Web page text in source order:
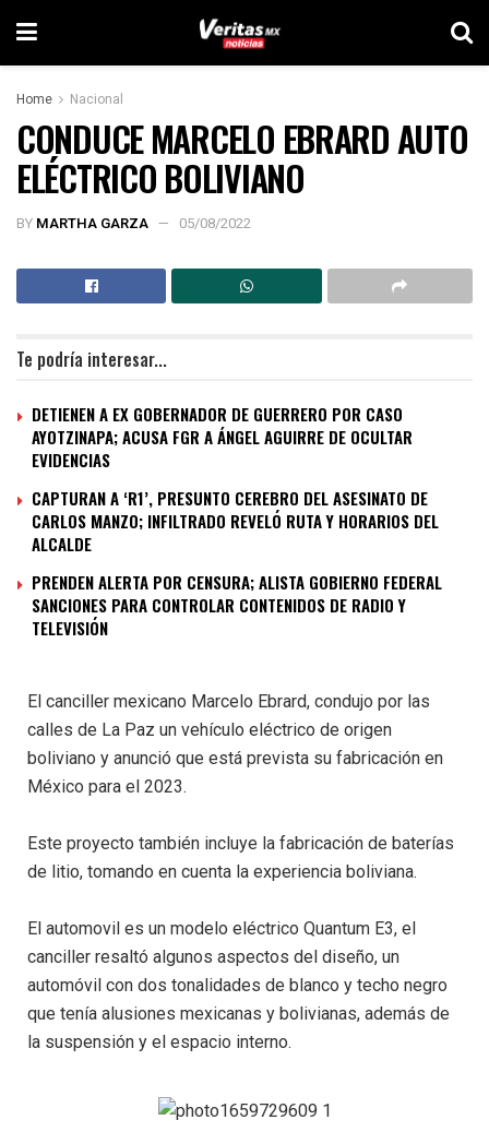
Home Nacional
CONDUCE MARCELO EBRARD AUTO
ELÉCTRICO BOLIVIANO
BY MARTHA GARZA 05/08/2022
Te podría interesar...
DETIENEN A EX GOBERNADOR DE GUERRERO POR CASO
AYOTZINAPA; ACUSA FGR A ÁNGEL AGUIRRE DE OCULTAR
EVIDENCIAS
CAPTURAN A ‘R1’, PRESUNTO CEREBRO DEL ASESINATO DE
CARLOS MANZO; INFILTRADO REVELÓ RUTA Y HORARIOS DEL
ALCALDE
PRENDEN ALERTA POR CENSURA; ALISTA GOBIERNO FEDERAL
SANCIONES PARA CONTROLAR CONTENIDOS DE RADIO Y
TELEVISIÓN
El canciller mexicano Marcelo Ebrard, condujo por las
calles de La Paz un vehículo eléctrico de origen
boliviano y anunció que está prevista su fabricación en
México para el 2023.
Este proyecto también incluye la fabricación de baterías
de litio, tomando en cuenta la experiencia boliviana.
El automovil es un modelo eléctrico Quantum E3, el
canciller resaltó algunos aspectos del diseño, un
automóvil con dos tonalidades de blanco y techo negro
que tenía alusiones mexicanas y bolivianas, además de
la suspensión y el espacio interno.